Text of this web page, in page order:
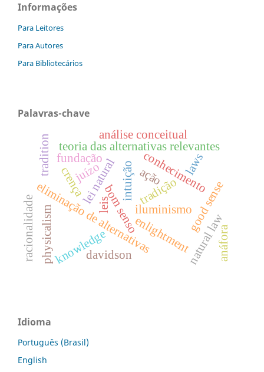
Informações
Para Leitores
Para Autores
Para Bibliotecários
Palavras-chave
conhecimento
teoria das alternativas relevantes
eliminação de alternativas
knowledge
bom sensotradição
leis
lei natural
iluminismogood sense
tradition laws
natural law
enlightment
physicalism
intuição
análise conceitual
davidson
ação
crença
racionalidade
juízo
anáfora
fundação
Idioma
Português (Brasil)
English